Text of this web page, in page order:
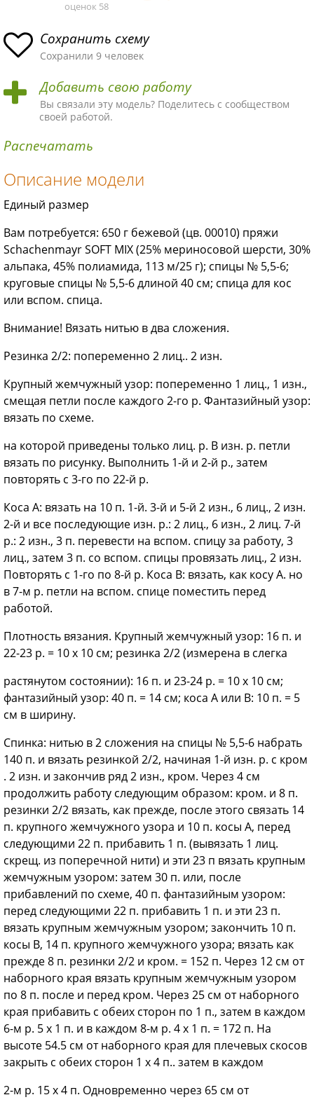
асн
ая
ма
пло
хая
ма
ыч
ная
ма
Хор
ая
ма
Отл
ая
ма!
оценок 58
Сохранить схему
Сохранили 9 человек
Добавить свою работу
Вы связали эту модель? Поделитесь с сообществом
своей работой.
Распечатать
Описание модели
Единый размер
Вам потребуется: 650 г бежевой (цв. 00010) пряжи
Schachenmayr SOFT MIX (25% мериносовой шерсти, 30%
альпака, 45% полиамида, 113 м/25 г); спицы № 5,5-6;
круговые спицы № 5,5-6 длиной 40 см; спица для кос
или вспом. спица.
Внимание! Вязать нитью в два сложения.
Резинка 2/2: попеременно 2 лиц.. 2 изн.
Крупный жемчужный узор: попеременно 1 лиц., 1 изн.,
смещая петли после каждого 2-го р. Фантазийный узор:
вязать по схеме.
на которой приведены только лиц. р. В изн. р. петли
вязать по рисунку. Выполнить 1-й и 2-й р., затем
повторять с 3-го по 22-й р.
Коса А: вязать на 10 п. 1-й. 3-й и 5-й 2 изн., 6 лиц., 2 изн.
2-й и все последующие изн. р.: 2 лиц., 6 изн., 2 лиц. 7-й
р.: 2 изн., 3 п. перевести на вспом. спицу за работу, 3
лиц., затем 3 п. со вспом. спицы провязать лиц., 2 изн.
Повторять с 1-го по 8-й р. Коса В: вязать, как косу А. но
в 7-м р. петли на вспом. спице поместить перед
работой.
Плотность вязания. Крупный жемчужный узор: 16 п. и
22-23 р. = 10 х 10 см; резинка 2/2 (измерена в слегка
растянутом состоянии): 16 п. и 23-24 р. = 10 х 10 см;
фантазийный узор: 40 п. = 14 см; коса А или В: 10 п. = 5
см в ширину.
Спинка: нитью в 2 сложения на спицы № 5,5-6 набрать
140 п. и вязать резинкой 2/2, начиная 1-й изн. р. с кром
. 2 изн. и закончив ряд 2 изн., кром. Через 4 см
продолжить работу следующим образом: кром. и 8 п.
резинки 2/2 вязать, как прежде, после этого связать 14
п. крупного жемчужного узора и 10 п. косы А, перед
следующими 22 п. прибавить 1 п. (вывязать 1 лиц.
скрещ. из поперечной нити) и эти 23 п вязать крупным
жемчужным узором: затем 30 п. или, после
прибавлений по схеме, 40 п. фантазийным узором:
перед следующими 22 п. прибавить 1 п. и эти 23 п.
вязать крупным жемчужным узором; закончить 10 п.
косы В, 14 п. крупного жемчужного узора; вязать как
прежде 8 п. резинки 2/2 и кром. = 152 п. Через 12 см от
наборного края вязать крупным жемчужным узором
по 8 п. после и перед кром. Через 25 см от наборного
края прибавить с обеих сторон по 1 п., затем в каждом
6-м р. 5 х 1 п. и в каждом 8-м р. 4 х 1 п. = 172 п. На
высоте 54.5 см от наборного края для плечевых скосов
закрыть с обеих сторон 1 х 4 п.. затем в каждом
2-м р. 15 х 4 п. Одновременно через 65 см от